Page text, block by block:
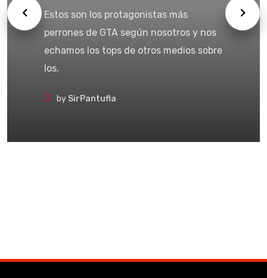
Estos son los protagonistas más
perrones de GTA según nosotros y nos
echamos los tops de otros medios sobre
los.
by SirPantufla